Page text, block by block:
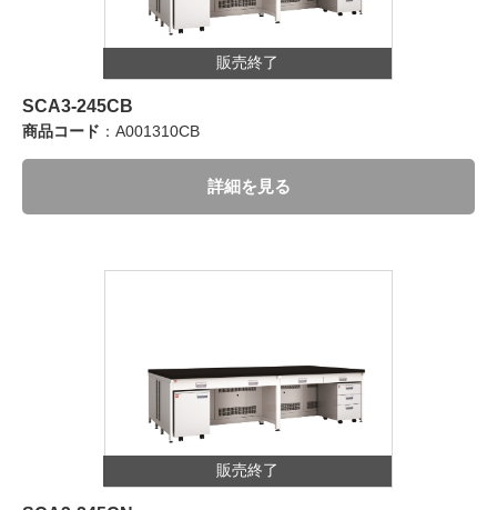
販売終了
SCA3-245CB
商品コード ：A001310CB
詳細を見る
販売終了